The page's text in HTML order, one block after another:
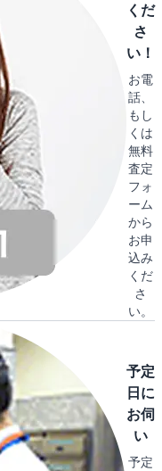
くだ
さ
い！
お電
話、
もし
くは
無料
査定
フォ
ーム
から
お申
込み
くだ
さ
い。
予定
日に
お伺
い
予定